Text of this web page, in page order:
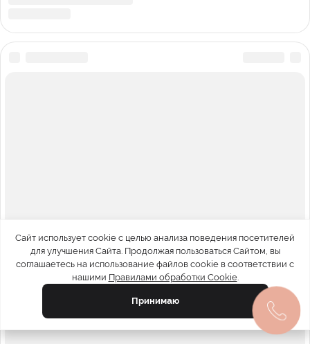
Сайт использует cookie с целью анализа поведения посетителей
для улучшения Сайта. Продолжая пользоваться Сайтом, вы
соглашаетесь на использование файлов cookie в соответствии с
нашими Правилами обработки Cookie.
Принимаю